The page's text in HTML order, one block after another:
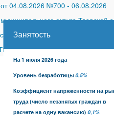
от 04.08.2026 №700 - 06.08.2026
округа Тверской
района (с изменениями)
области от 26.06.2026
Занятость
На 1 июля 2026 года
Уровень безработицы 0,5%
Коэффициент напряженности на
труда(число незанятых граждан в
расчете на одну вакансию) 0,1%